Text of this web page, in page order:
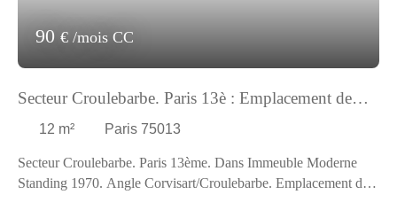
90 € /mois CC
Secteur Croulebarbe. Paris 13è : Emplacement de
Parking
12 m² Paris 75013
Secteur Croulebarbe. Paris 13ème. Dans Immeuble Moderne
Standing 1970. Angle Corvisart/Croulebarbe. Emplacement de